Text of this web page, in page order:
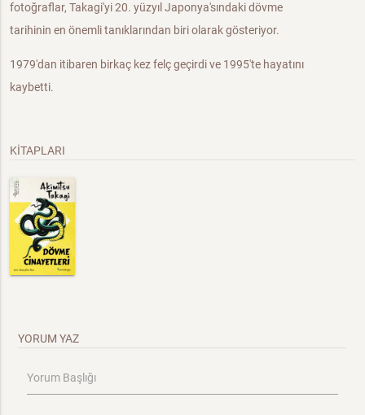
fotoğraflar, Takagi'yi 20. yüzyıl Japonya'sındaki dövme
tarihinin en önemli tanıklarından biri olarak gösteriyor.
1979'dan itibaren birkaç kez felç geçirdi ve 1995'te hayatını
kaybetti.
KİTAPLARI
YORUM YAZ
Yorum Başlığı